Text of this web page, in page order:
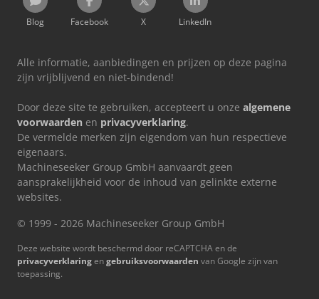
Blog Facebook X LinkedIn
Alle informatie, aanbiedingen en prijzen op deze pagina
zijn vrijblijvend en niet-bindend!
Door deze site te gebruiken, accepteert u onze algemene
voorwaarden en privacyverklaring.
De vermelde merken zijn eigendom van hun respectieve
eigenaars.
Machineseeker Group GmbH aanvaardt geen
aansprakelijkheid voor de inhoud van gelinkte externe
websites.
© 1999 - 2026 Machineseeker Group GmbH
Deze website wordt beschermd door reCAPTCHA en de
privacyverklaringengebruiksvoorwaarden van Google zijn van
toepassing.